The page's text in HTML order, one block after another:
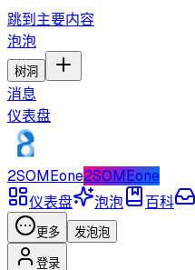
跳到主要内容
泡泡
树洞
消息
仪表盘
2SOMEone2SOMEone
仪表盘
泡泡 百科
更多 发泡泡
登录